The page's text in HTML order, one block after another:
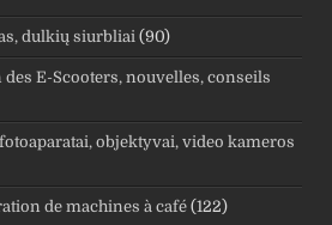
dulkių siurbliai (90)
des E-Scooters, nouvelles, conseils
objektyvai, video kameros
de machines à café (122)